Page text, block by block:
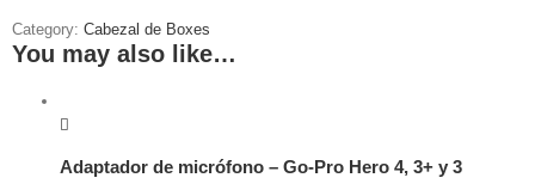
Category: Cabezal de Boxes
You may also like…
Adaptador de micrófono – Go-Pro Hero 4, 3+ y 3